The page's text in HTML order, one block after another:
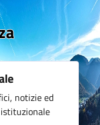
notizie ed